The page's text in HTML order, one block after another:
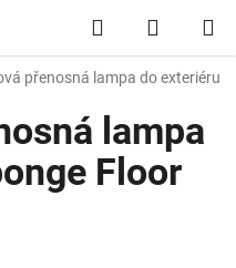
Hledat
KOŠÍK
přenosná lampa do exteriéru
lampa
Floor